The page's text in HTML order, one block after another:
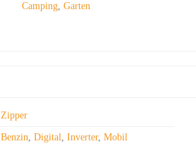
Camping,Garten
Zipper
Benzin,Digital,Inverter,Mobil